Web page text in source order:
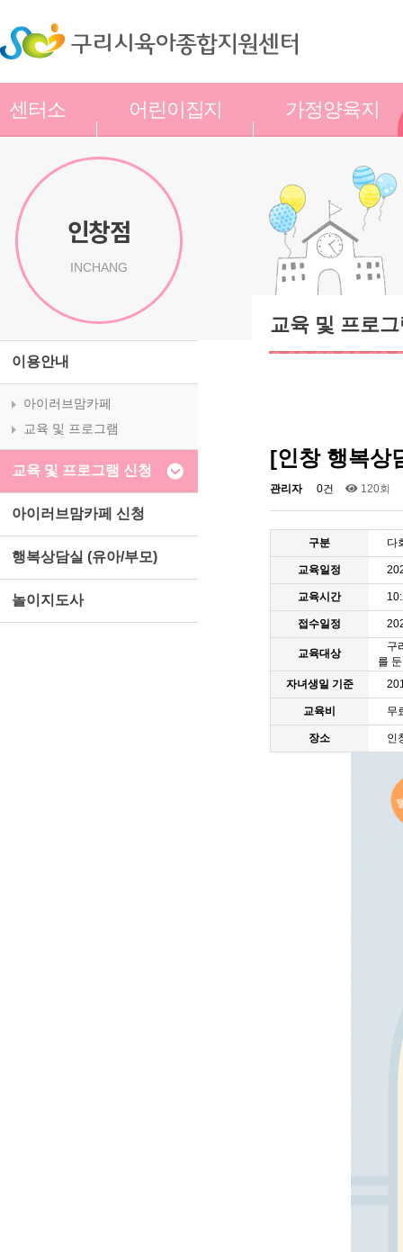
센터소
어린이집지
가정양육지
인창점
INCHANG
이용안내
아이러브맘카페
교육 및 프로그램
교육 및 프로그램 신청
아이러브맘카페 신청
행복상담실 (유아/부모)
놀이지도사
교육 및 프로
[인창 행복상
관리자 0건 120회
구분 다
교육일정
교육시간
접수일정
교육대상
구
를
자녀생일 기준
교육비 무
장소 인